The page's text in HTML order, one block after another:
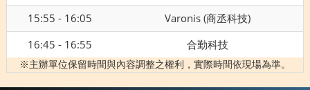
15:55 - 16:05
Varonis (商丞科技)
16:45 - 16:55
合勤科技
※主辦單位保留時間與內容調整之權利，實際時間依現場為準。